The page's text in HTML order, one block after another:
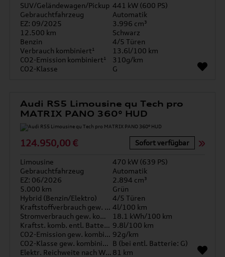
SUV/Geländewagen/Pickup 441 kW (600 PS)
Gebrauchtfahrzeug
Automatik
EZ: 09/2025
3.996 cm³
12.500 km
Schwarz
Benzin
4/5 Türen
Verbrauch kombiniert¹
13.6l/100 km
CO2-Emission kombiniert¹
310g/km
CO2-Klasse
G
Audi RS5 Limousine qu Tech pro
MATRIX PANO 360° HUD
124.950,00 € Sofort verfügbar
Limousine
470 kW (639 PS)
Gebrauchtfahrzeug
Automatik
EZ: 06/2026
2.894 cm³
5.000 km
Grün
Hybrid (Benzin/Elektro)
4/5 Türen
Kraftstoffverbrauch gew. kombiniert 4l/100 km
Stromverbrauch gew. kombiniert
18.1 kWh/100 km
Kraftst. komb. entl. Batterie 9.8l/100 km
CO2-Emission gew. kombiniert 92g/km
CO2-Klasse gew. kombiniert B (bei entl. Batterie: G)
Elektr. Reichweite nach WLTP* 81 km